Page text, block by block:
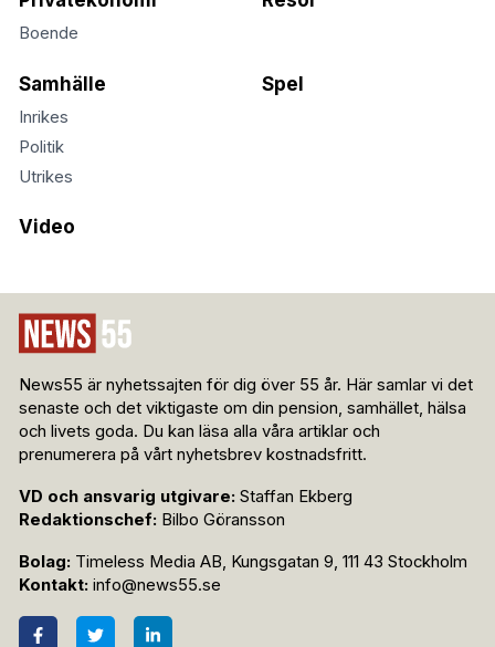
Boende
Samhälle
Inrikes
Politik
Utrikes
Spel
Video
News55 är nyhetssajten för dig över 55 år. Här samlar vi det
senaste och det viktigaste om din pension, samhället, hälsa
och livets goda. Du kan läsa alla våra artiklar och
prenumerera på vårt nyhetsbrev kostnadsfritt.
VD och ansvarig utgivare: Staffan Ekberg
Redaktionschef: Bilbo Göransson
Bolag: Timeless Media AB, Kungsgatan 9, 111 43 Stockholm
Kontakt: info@news55.se